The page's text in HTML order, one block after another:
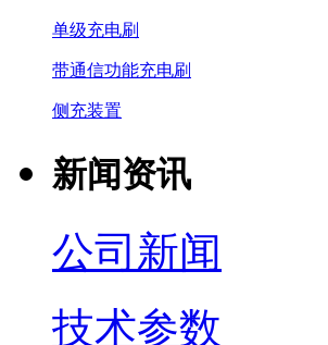
单级充电刷
带通信功能充电刷
侧充装置
新闻资讯
公司新闻
技术参数